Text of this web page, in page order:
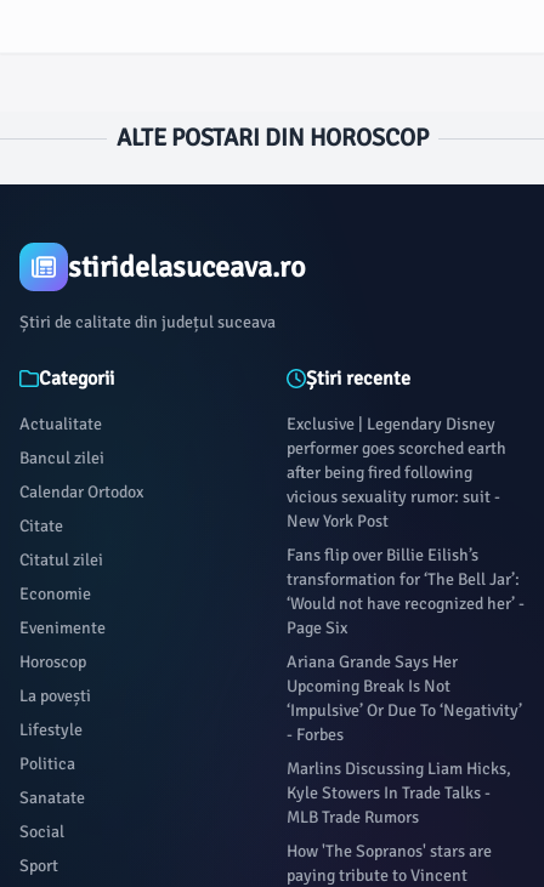
ALTE POSTARI DIN HOROSCOP
stiridelasuceava.ro
Știri de calitate din județul suceava
Categorii
Actualitate
Bancul zilei
Calendar Ortodox
Citate
Citatul zilei
Economie
Evenimente
Horoscop
La povești
Lifestyle
Politica
Sanatate
Social
Sport
Știri recente
Exclusive | Legendary Disney
performer goes scorched earth
after being fired following
vicious sexuality rumor: suit -
New York Post
Fans flip over Billie Eilish’s
transformation for ‘The Bell Jar’:
‘Would not have recognized her’ -
Page Six
Ariana Grande Says Her
Upcoming Break Is Not
‘Impulsive’ Or Due To ‘Negativity’
- Forbes
Marlins Discussing Liam Hicks,
Kyle Stowers In Trade Talks -
MLB Trade Rumors
How 'The Sopranos' stars are
paying tribute to Vincent